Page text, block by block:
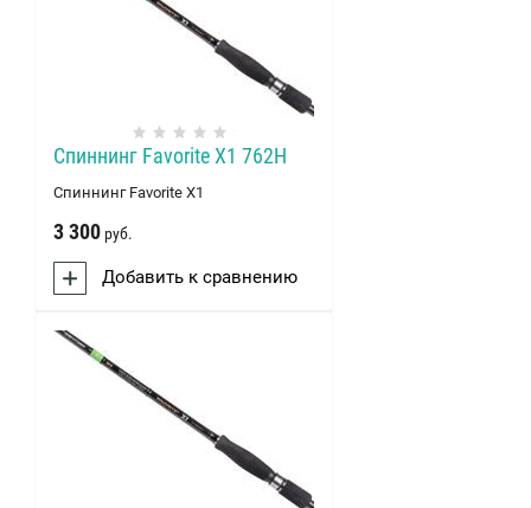
Спиннинг Favorite X1 762H
Спиннинг Favorite X1
3 300 руб.
Добавить к сравнению